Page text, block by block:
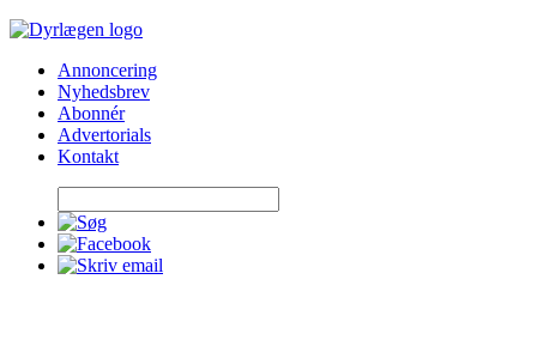
Skip
contentAnnoncering
Nyhedsbrev
Abonnér
Advertorials
Kontakt